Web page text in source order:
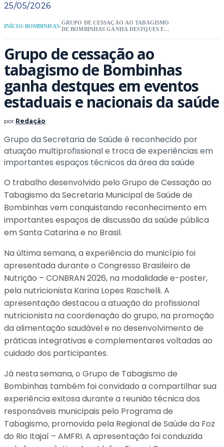
25/05/2026
INÍCIO›BOMBINHAS›
GRUPO DE CESSAÇÃO AO TABAGISMO
DE BOMBINHAS GANHA DESTQUES EM
Grupo de cessação ao
tabagismo de Bombinhas
ganha destques em eventos
estaduais e nacionais da saúde
por Redação
Grupo da Secretaria de Saúde é reconhecido por
atuação multiprofissional e troca de experiências em
importantes espaços técnicos da área da saúde
O trabalho desenvolvido pelo Grupo de Cessação ao
Tabagismo da Secretaria Municipal de Saúde de
Bombinhas vem conquistando reconhecimento em
importantes espaços de discussão da saúde pública
em Santa Catarina e no Brasil.
Na última semana, a experiência do município foi
apresentada durante o Congresso Brasileiro de
Nutrição – CONBRAN 2026, na modalidade e-poster,
pela nutricionista Karina Lopes Raschelli. A
apresentação destacou a atuação do profissional
nutricionista na coordenação do grupo, na promoção
da alimentação saudável e no desenvolvimento de
práticas integrativas e complementares voltadas ao
cuidado dos participantes.
Já nesta semana, o Grupo de Tabagismo de
Bombinhas também foi convidado a compartilhar sua
experiência exitosa durante a reunião técnica dos
responsáveis municipais pelo Programa de
Tabagismo, promovida pela Regional de Saúde da Foz
do Rio Itajaí – AMFRI. A apresentação foi conduzida